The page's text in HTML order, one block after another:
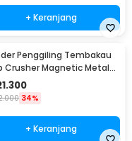
+ Keranjang
Penggiling Tembakau
Crusher Magnetic Metal
4 Layer - LST-23
34%
+ Keranjang